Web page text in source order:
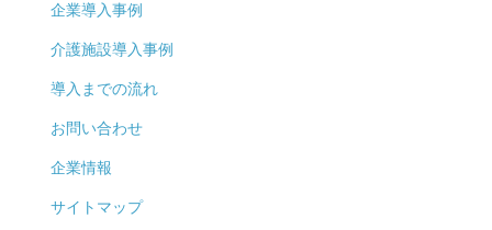
企業導入事例
介護施設導入事例
導入までの流れ
お問い合わせ
企業情報
サイトマップ